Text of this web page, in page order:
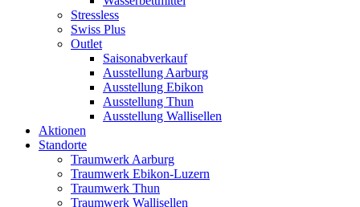
Stressless
Swiss Plus
Outlet
Saisonabverkauf
Ausstellung Aarburg
Ausstellung Ebikon
Ausstellung Thun
Ausstellung Wallisellen
Aktionen
Standorte
Traumwerk Aarburg
Traumwerk Ebikon-Luzern
Traumwerk Thun
Traumwerk Wallisellen